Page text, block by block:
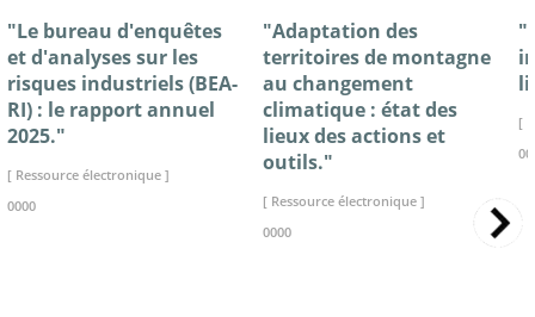
"Le bureau d'enquêtes
et d'analyses sur les
risques industriels (BEA-
RI) : le rapport annuel
2025."
[ Ressource électronique ]
0000
"Adaptation des
territoires de montagne
au changement
climatique : état des
lieux des actions et
outils."
[ Ressource électronique ]
0000
[